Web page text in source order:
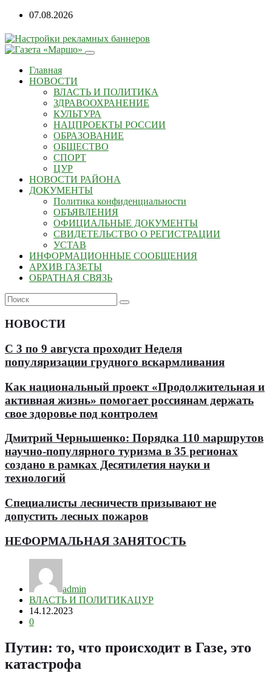
Перейти
содержанию
07.08.2026
Главная
НОВОСТИ
ВЛАСТЬ И ПОЛИТИКА
ЗДРАВООХРАНЕНИЕ
КУЛЬТУРА
НАЦПРОЕКТЫ РОССИИ
ОБРАЗОВАНИЕ
ОБЩЕСТВО
СПОРТ
ЦУР
НОВОСТИ РАЙОНА
ДОКУМЕНТЫ
Политика конфиденциальности
ОБЪЯВЛЕНИЯ
ОФИЦИАЛЬНЫЕ ДОКУМЕНТЫ
СВИДЕТЕЛЬСТВО О РЕГИСТРАЦИИ
УСТАВ
ИНФОРМАЦИОННЫЕ СООБЩЕНИЯ
АРХИВ ГАЗЕТЫ
ОБРАТНАЯ СВЯЗЬ
НОВОСТИ
С 3 по 9 августа проходит Неделя
популяризации грудного вскармливания
Как национальный проект «Продолжительная и
активная жизнь» помогает россиянам держать
свое здоровье под контролем
Дмитрий Чернышенко: Порядка 110 маршрутов
научно-популярного туризма в 35 регионах
создано в рамках Десятилетия науки и
технологий
Специалисты лесничеств призывают не
допустить лесных пожаров
НЕФОРМАЛЬНАЯ ЗАНЯТОСТЬ
admin
ВЛАСТЬ И ПОЛИТИКАЦУР
14.12.2023
0
Путин: то, что происходит в Газе, это
катастрофа